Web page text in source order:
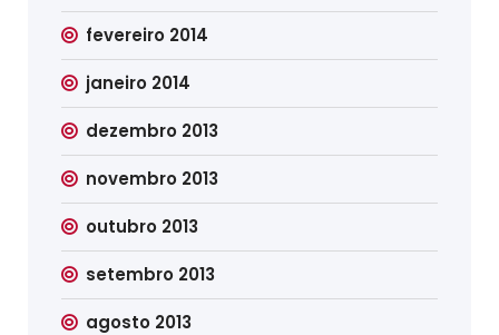
fevereiro 2014
janeiro 2014
dezembro 2013
novembro 2013
outubro 2013
setembro 2013
agosto 2013